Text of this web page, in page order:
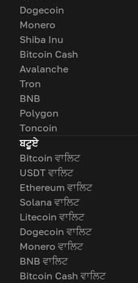
Dogecoin
Monero
Shiba Inu
Bitcoin Cash
Avalanche
Tron
BNB
Polygon
Toncoin
ਬਟੂਏ
Bitcoin ਵਾਲਿਟ
USDT ਵਾਲਿਟ
Ethereum ਵਾਲਿਟ
Solana ਵਾਲਿਟ
Litecoin ਵਾਲਿਟ
Dogecoin ਵਾਲਿਟ
Monero ਵਾਲਿਟ
BNB ਵਾਲਿਟ
Bitcoin Cash ਵਾਲਿਟ